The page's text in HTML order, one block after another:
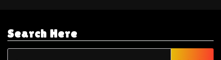
Search Here
Rechercher :